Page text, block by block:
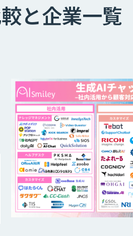
と企業一覧